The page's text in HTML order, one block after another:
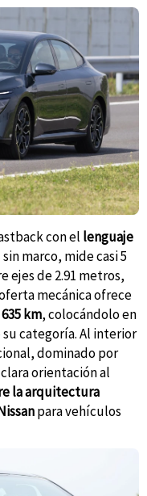
con el lenguaje
marco, mide casi 5
ejes de 2.91 metros,
mecánica ofrece
km, colocándolo en
categoría. Al interior
dominado por
orientación al
la arquitectura
para vehículos